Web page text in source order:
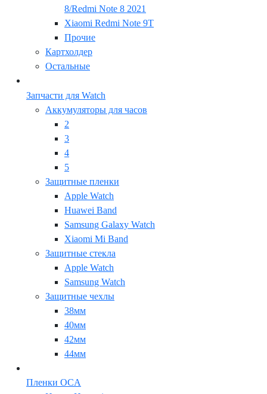
8/Redmi Note 8 2021
Xiaomi Redmi Note 9T
Прочие
Картхолдер
Остальные
Запчасти для Watch
Аккумуляторы для часов
2
3
4
5
Защитные пленки
Apple Watch
Huawei Band
Samsung Galaxy Watch
Xiaomi Mi Band
Защитные стекла
Apple Watch
Samsung Watch
Защитные чехлы
38мм
40мм
42мм
44мм
Пленки OCA